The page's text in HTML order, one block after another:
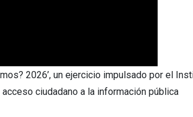
2026’, un ejercicio impulsado por el
ciudadano a la información pública